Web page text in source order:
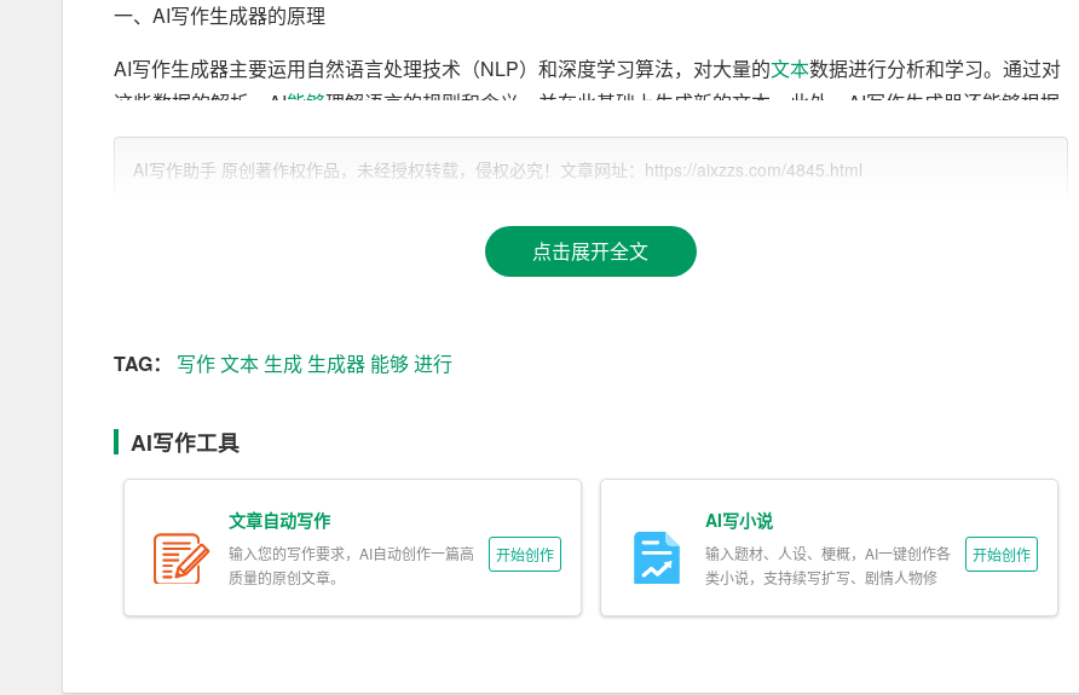
一、AI写作生成器的原理
AI写作生成器主要运用自然语言处理技术（NLP）和深度学习算法，对大量的文本数据进行分析和学习。通过对
这些数据的解析，AI能够理解语言的规则和含义，并在此基础上生成新的文本。此外，AI写作生成器还能够根据
用户的需求，调整文本的风格、格式和内容。
1. 提高写作效率：传统的写作方式需要创作者耗费大量的时间和精力进行构思、撰写和修改。而AI写作生成器可
以在短时间内生成高质量的文本，大大提高了写作效率。
本表达上更具创意，拓展了写作的空间。
任务，降低了写作的门槛。
5. 实时反馈：AI写作生成器可以根据用户的需求，实时生成文本，并可以根据用户的反馈进行调整，确保文本的
质量。
AI写作助手 原创著作权作品，未经授权转载，侵权必究！文章网址：https://aixzzs.com/4845.html
点击展开全文
TAG： 写作文本 生成 生成器 能够进行
AI写作工具
文章自动写作
输入您的写作要求，AI自动创作一篇高
质量的原创文章。
开始创作
AI写小说
输入题材、人设、梗概，AI一键创作各
类小说，支持续写扩写、剧情人物修
开始创作